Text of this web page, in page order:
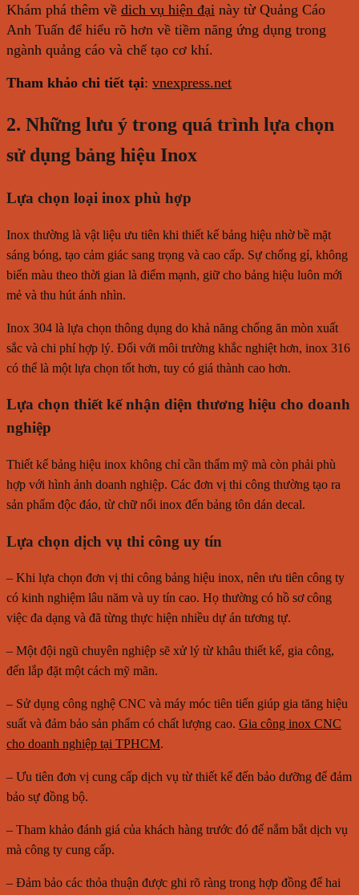
Khám phá thêm về dich vụ hiện đại này từ Quảng Cáo
Anh Tuấn để hiểu rõ hơn về tiềm năng ứng dụng trong
ngành quảng cáo và chế tạo cơ khí.
Tham khảo chi tiết tại: vnexpress.net
2. Những lưu ý trong quá trình lựa chọn
sử dụng bảng hiệu Inox
Lựa chọn loại inox phù hợp
Inox thường là vật liệu ưu tiên khi thiết kế bảng hiệu nhờ bề mặt
sáng bóng, tạo cảm giác sang trọng và cao cấp. Sự chống gỉ, không
biến màu theo thời gian là điểm mạnh, giữ cho bảng hiệu luôn mới
mẻ và thu hút ánh nhìn.
Inox 304 là lựa chọn thông dụng do khả năng chống ăn mòn xuất
sắc và chi phí hợp lý. Đối với môi trường khắc nghiệt hơn, inox 316
có thể là một lựa chọn tốt hơn, tuy có giá thành cao hơn.
Lựa chọn thiết kế nhận diện thương hiệu cho doanh
nghiệp
Thiết kế bảng hiệu inox không chỉ cần thẩm mỹ mà còn phải phù
hợp với hình ảnh doanh nghiệp. Các đơn vị thi công thường tạo ra
sản phẩm độc đáo, từ chữ nổi inox đến bảng tôn dán decal.
Lựa chọn dịch vụ thi công uy tín
– Khi lựa chọn đơn vị thi công bảng hiệu inox, nên ưu tiên công ty
có kinh nghiệm lâu năm và uy tín cao. Họ thường có hồ sơ công
việc đa dạng và đã từng thực hiện nhiều dự án tương tự.
– Một đội ngũ chuyên nghiệp sẽ xử lý từ khâu thiết kế, gia công,
đến lắp đặt một cách mỹ mãn.
– Sử dụng công nghệ CNC và máy móc tiên tiến giúp gia tăng hiệu
suất và đảm bảo sản phẩm có chất lượng cao. Gia công inox CNC
cho doanh nghiệp tại TPHCM.
– Ưu tiên đơn vị cung cấp dịch vụ từ thiết kế đến bảo dưỡng để đảm
bảo sự đồng bộ.
– Tham khảo đánh giá của khách hàng trước đó để nắm bắt dịch vụ
mà công ty cung cấp.
– Đảm bảo các thỏa thuận được ghi rõ ràng trong hợp đồng để hai